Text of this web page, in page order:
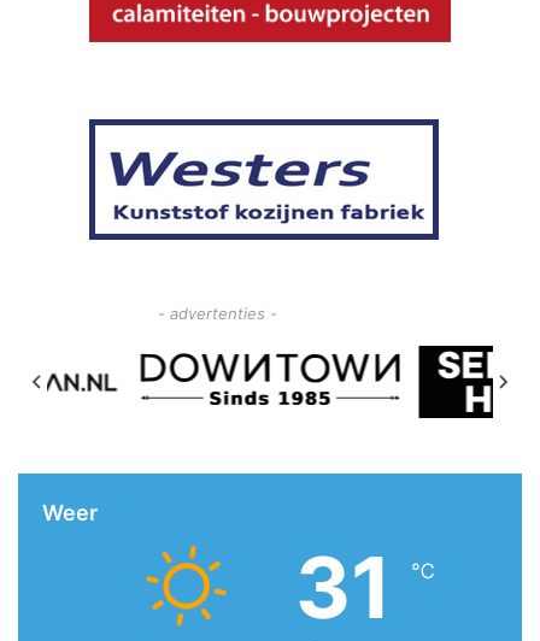
- advertenties -
Weer
31 ℃